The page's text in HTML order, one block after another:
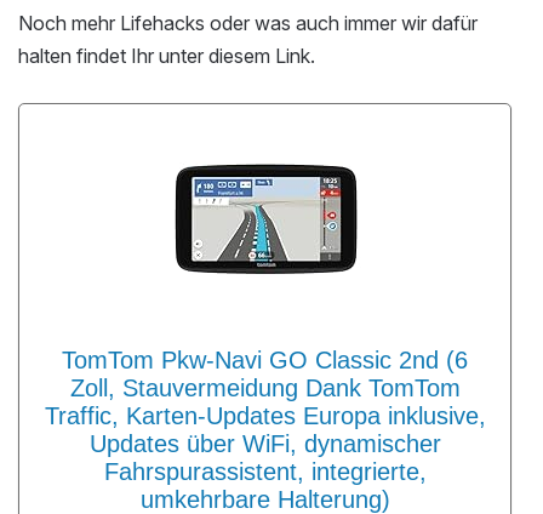
Noch mehr Lifehacks oder was auch immer wir dafür
halten findet Ihr unter diesem Link.
TomTom Pkw-Navi GO Classic 2nd (6
Zoll, Stauvermeidung Dank TomTom
Traffic, Karten-Updates Europa inklusive,
Updates über WiFi, dynamischer
Fahrspurassistent, integrierte,
umkehrbare Halterung)